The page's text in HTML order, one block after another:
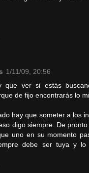
1/11/09, 20:56
que ver si estás
de fijo encontrarás lo
hay que someter a los
digo siempre. De
uno en su momento
debe ser tuya y